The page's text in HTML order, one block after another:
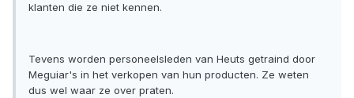
klanten die ze niet kennen.
Tevens worden personeelsleden van Heuts getraind door
Meguiar's in het verkopen van hun producten. Ze weten
dus wel waar ze over praten.